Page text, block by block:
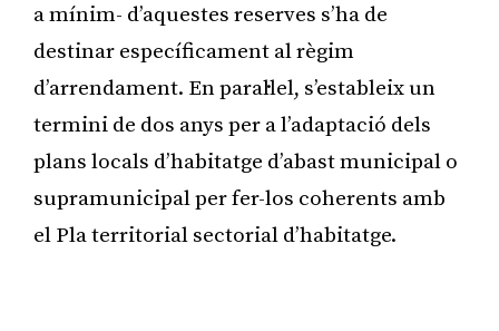
a mínim- d’aquestes reserves s’ha de
destinar específicament al règim
d’arrendament. En paral·lel, s’estableix un
termini de dos anys per a l’adaptació dels
plans locals d’habitatge d’abast municipal o
supramunicipal per fer-los coherents amb
el Pla territorial sectorial d’habitatge.